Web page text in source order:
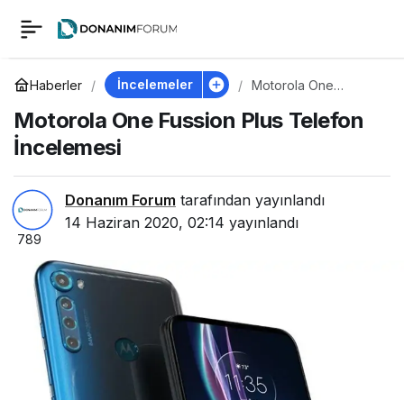
Haberler İncelemeler
Motorola One
İncelemesi
Motorola One Fussion Plus Telefon
İncelemesi
Donanım Forum tarafından yayınlandı
14 Haziran 2020, 02:14 yayınlandı
789
Motorola One Fussion
Plus Telefon
İncelemesi